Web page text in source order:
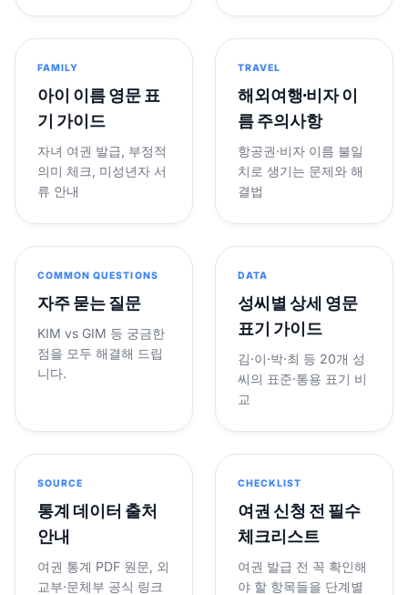
FAMILY
아이 이름 영문 표
기 가이드
자녀 여권 발급, 부정적
의미 체크, 미성년자 서
류 안내
TRAVEL
해외여행·비자 이
름 주의사항
항공권·비자 이름 불일
치로 생기는 문제와 해
결법
COMMON QUESTIONS
자주 묻는 질문
KIM vs GIM 등 궁금한
점을 모두 해결해 드립
니다.
DATA
성씨별 상세 영문
표기 가이드
김·이·박·최 등 20개 성
씨의 표준·통용 표기 비
교
SOURCE
통계 데이터 출처
안내
여권 통계 PDF 원문, 외
교부·문체부 공식 링크
CHECKLIST
여권 신청 전 필수
체크리스트
여권 발급 전 꼭 확인해
야 할 항목들을 단계별